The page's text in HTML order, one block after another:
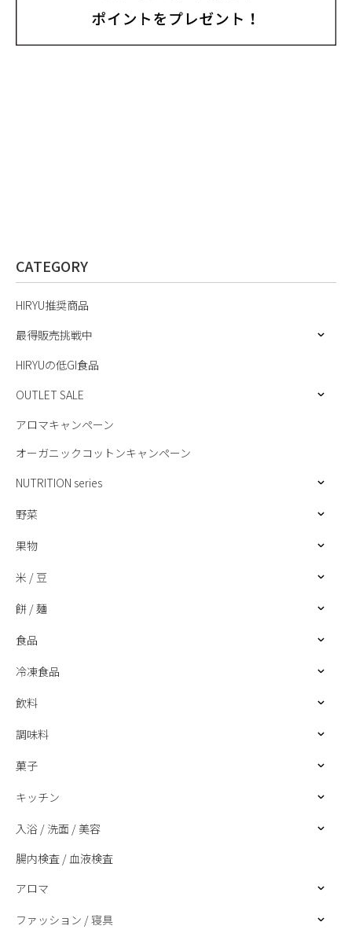
CATEGORY
HIRYU推奨商品
最得販売挑戦中
HIRYUの低GI食品
OUTLET SALE
アロマキャンペーン
オーガニックコットンキャンペーン
NUTRITION series
野菜
果物
米 / 豆
餅 / 麺
食品
冷凍食品
飲料
調味料
菓子
キッチン
入浴 / 洗面 / 美容
腸内検査 / 血液検査
アロマ
ファッション / 寝具